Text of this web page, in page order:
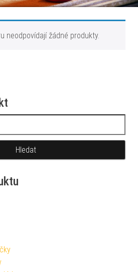
neodpovídají žádné produkty.